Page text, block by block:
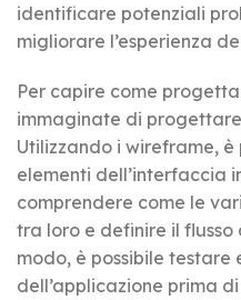
identificare potenziali
migliorare l’esperienza
Per capire come
immaginate di
Utilizzando i wireframe, è
elementi dell’interfaccia
comprendere come le
tra loro e definire il
modo, è possibile
dell’applicazione prima